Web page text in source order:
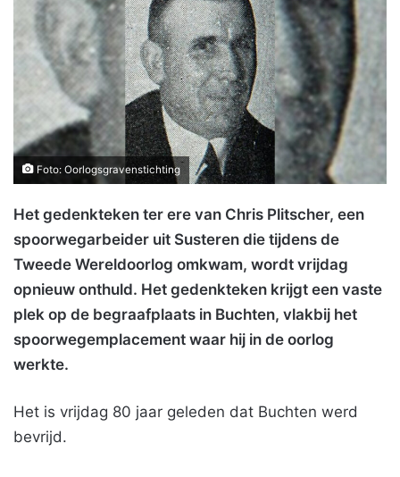
Foto: Oorlogsgravenstichting
Het gedenkteken ter ere van Chris Plitscher, een
spoorwegarbeider uit Susteren die tijdens de
Tweede Wereldoorlog omkwam, wordt vrijdag
opnieuw onthuld. Het gedenkteken krijgt een vaste
plek op de begraafplaats in Buchten, vlakbij het
spoorwegemplacement waar hij in de oorlog
werkte.
Het is vrijdag 80 jaar geleden dat Buchten werd
bevrijd.